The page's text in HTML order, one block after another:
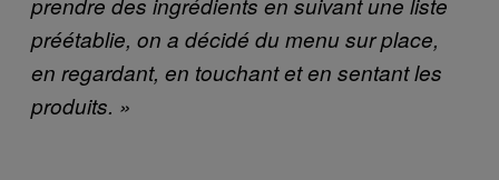
préétablie, on a décidé du menu sur place,
en regardant, en touchant et en sentant les
produits. »